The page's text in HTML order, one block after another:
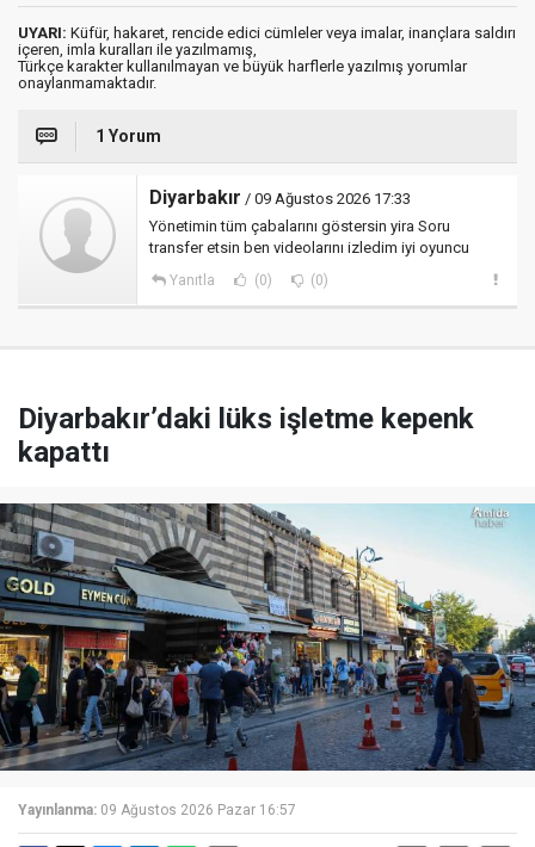
UYARI: Küfür, hakaret, rencide edici cümleler veya imalar, inançlara saldırı
içeren, imla kuralları ile yazılmamış,
Türkçe karakter kullanılmayan ve büyük harflerle yazılmış yorumlar
onaylanmamaktadır.
1 Yorum
Diyarbakır / 09 Ağustos 2026 17:33
Yönetimin tüm çabalarını göstersin yira Soru
transfer etsin ben videolarını izledim iyi oyuncu
Yanıtla (0) (0)
Diyarbakır’daki lüks işletme kepenk
kapattı
Yayınlanma: 09 Ağustos 2026 Pazar 16:57